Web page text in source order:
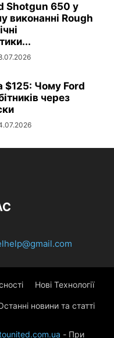
Shotgun 650 у
виконанні Rough
$125: Чому Ford
через
Нові Технології
новини та статті
- При